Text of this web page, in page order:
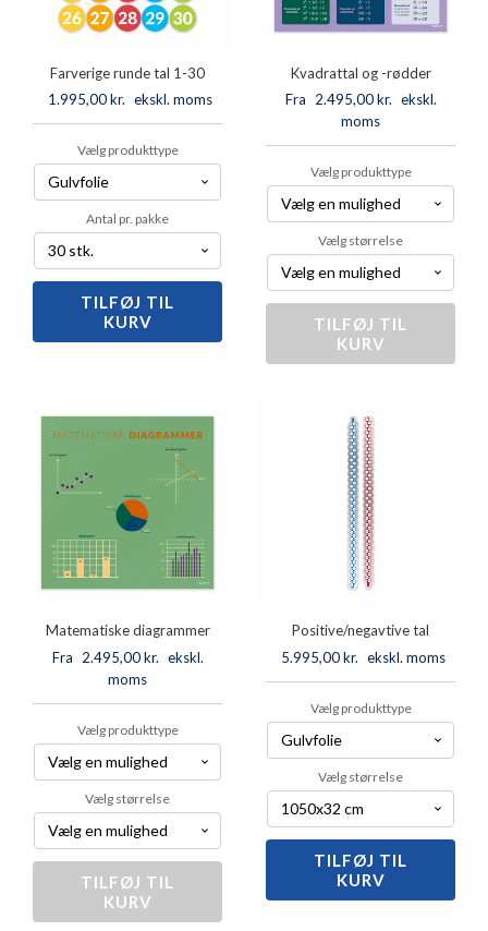
Farverige runde tal 1-30
1.995,00kr. ekskl. moms
Vælg produkttype
Antal pr. pakke
Farverige
runde
tal
TILFØJ TIL
KURV
Kvadrattal og -rødder
Fra
2.495,00kr. ekskl.
moms
Vælg produkttype
Vælg størrelse
Kvadrattal
og
-
TILFØJ TIL
KURV
Matematiske diagrammer
Fra
2.495,00kr. ekskl.
moms
Vælg produkttype
Vælg størrelse
Matematiske
diagrammer
antal
TILFØJ TIL
KURV
Positive/negavtive tal
5.995,00kr. ekskl. moms
Vælg produkttype
Vælg størrelse
Positive/negavtive
tal
antal
TILFØJ TIL
KURV